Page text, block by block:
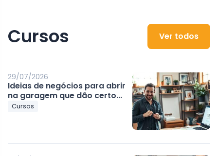
Cursos Ver todos
29/07/2026
Ideias de negócios para abrir
na garagem que dão certo...
Cursos